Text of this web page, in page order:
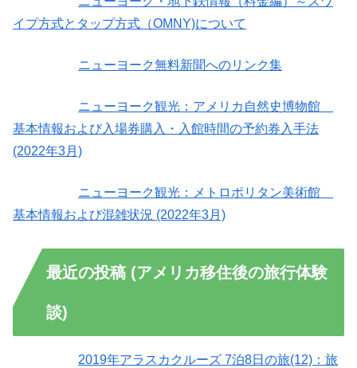
イプ方式とタップ方式（OMNY)について
ニューヨーク無料新聞へのリンク集
ニューヨーク観光：アメリカ自然史博物館
基本情報および入場券購入・入館時間の予約券入手法
(2022年3月)
ニューヨーク観光：メトロポリタン美術館
基本情報および混雑状況 (2022年3月)
最近の投稿 (アメリカ移住後の旅行体験
談)
2019年アラスカクルーズ 7泊8日の旅(12)：旅